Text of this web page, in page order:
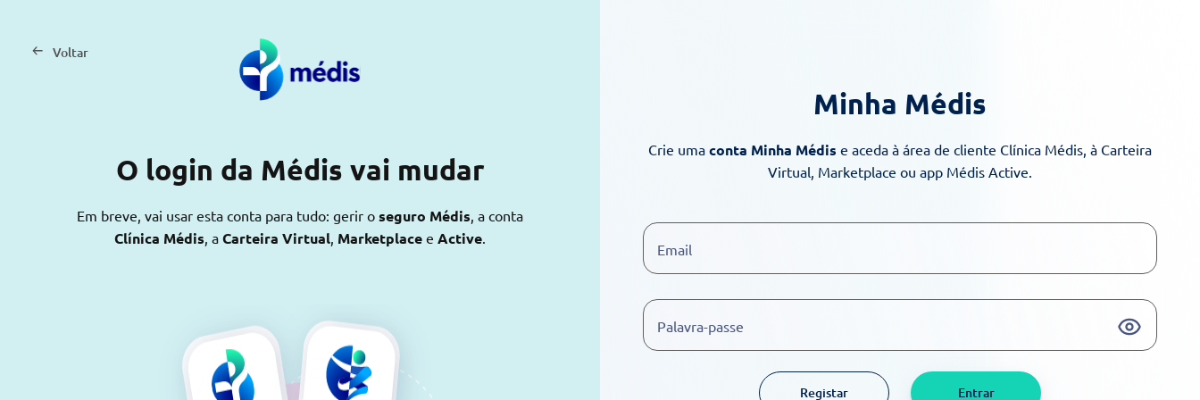
Voltar
O login da Médis vai mudar
Em breve, vai usar esta conta para tudo: gerir o seguro Médis, a conta
Clínica Médis, a Carteira Virtual, Marketplace e Active.
Minha Médis
Crie uma conta Minha Médis e aceda à área de cliente Clínica Médis, à Carteira
Virtual, Marketplace ou app Médis Active.
Email
Palavra-passe
Registar Entrar